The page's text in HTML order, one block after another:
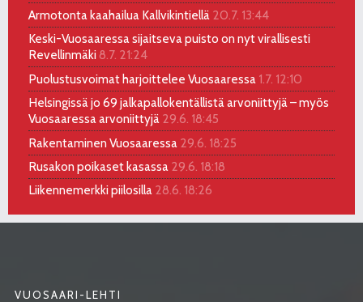
Armotonta kaahailua Kallvikintiellä 20.7. 13:44
Keski-Vuosaaressa sijaitseva puisto on nyt virallisesti
Revellinmäki 8.7. 21:24
Puolustusvoimat harjoittelee Vuosaaressa 1.7. 12:10
Helsingissä jo 69 jalkapallokentällistä arvoniittyjä – myös
Vuosaaressa arvoniittyjä 29.6. 18:45
Rakentaminen Vuosaaressa 29.6. 18:25
Rusakon poikaset kasassa 29.6. 18:18
Liikennemerkki piilosilla 28.6. 18:26
VUOSAARI-LEHTI